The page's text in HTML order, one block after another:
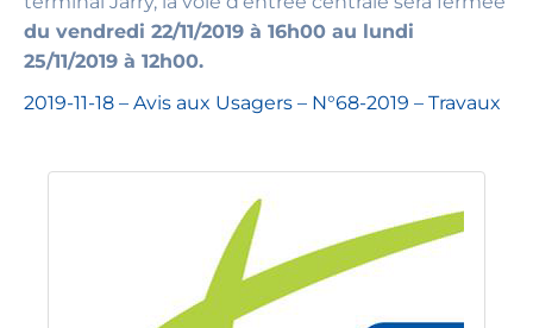
du vendredi 22/11/2019 à 16h00 au lundi
25/11/2019 à 12h00.
2019-11-18 – Avis aux Usagers – N°68-2019 – Travaux